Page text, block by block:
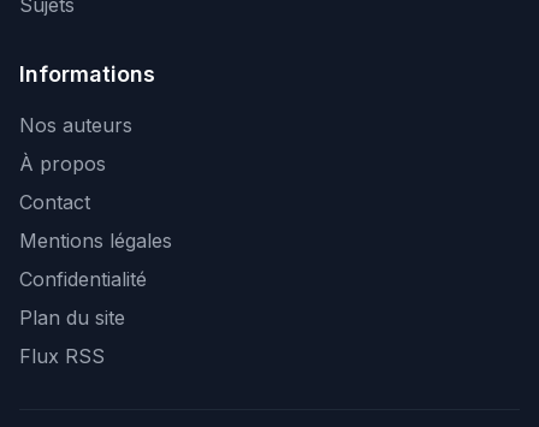
Sujets
Informations
Nos auteurs
À propos
Contact
Mentions légales
Confidentialité
Plan du site
Flux RSS